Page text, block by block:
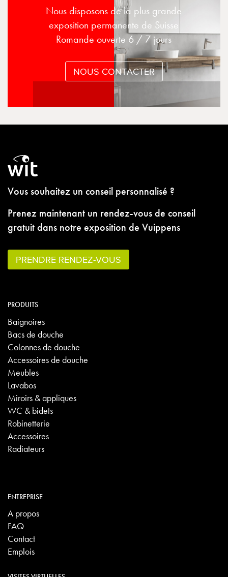
Nous disposons de la plus grande
exposition permanente de Suisse
Romande ouverte 6 / 7 jours
NOUS CONTACTER
Vous souhaitez un conseil personnalisé ?
Prenez maintenant un rendez-vous de conseil
gratuit dans notre exposition de Vuippens
PRENDRE RENDEZ-VOUS
PRODUITS
Baignoires
Bacs de douche
Colonnes de douche
Accessoires de douche
Meubles
Lavabos
Miroirs & appliques
WC & bidets
Robinetterie
Accessoires
Radiateurs
ENTREPRISE
A propos
FAQ
Contact
Emplois